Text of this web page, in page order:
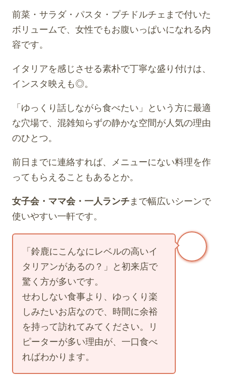
前菜・サラダ・パスタ・プチドルチェまで付いた
ボリュームで、女性でもお腹いっぱいになれる内
容です。
イタリアを感じさせる素朴で丁寧な盛り付けは、
インスタ映えも◎。
「ゆっくり話しながら食べたい」という方に最適
な穴場で、混雑知らずの静かな空間が人気の理由
のひとつ。
前日までに連絡すれば、メニューにない料理を作
ってもらえることもあるとか。
女子会・ママ会・一人ランチまで幅広いシーンで
使いやすい一軒です。
「鈴鹿にこんなにレベルの高いイ
タリアンがあるの？」と初来店で
驚く方が多いです。
せわしない食事より、ゆっくり楽
しみたいお店なので、時間に余裕
を持って訪れてみてください。リ
ピーターが多い理由が、一口食べ
ればわかります。